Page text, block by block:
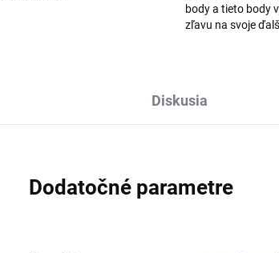
body a tieto body
zľavu na svoje
Diskusia
Dodatočné parametre